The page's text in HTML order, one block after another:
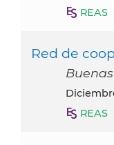
REAS
Red de
REAS